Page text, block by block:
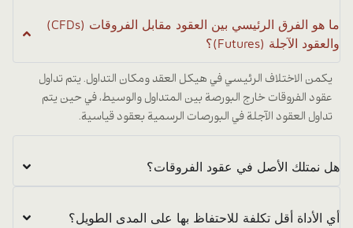
ما هو الفرق الرئيسي بين العقود مقابل الفروقات (CFDs)
والعقود الآجلة (Futures)؟
يكمن الاختلاف الرئيسي في هيكل العقد ومكان التداول. يتم تداول
عقود الفروقات خارج البورصة بين المتداول والوسيط، في حين يتم
تداول العقود الآجلة في البورصات الرسمية بعقود قياسية.
هل نمتلك الأصل في عقود الفروقات؟
أي الأداة أقل تكلفة للاحتفاظ بها على المدى الطويل؟